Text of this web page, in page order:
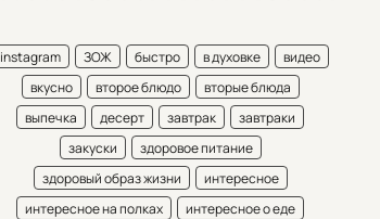
instagram ЗОЖ быстро в духовке
видео
вкусно
второе блюдо
вторые блюда
выпечка
десерт завтрак
завтраки
закуски
здоровое питание
здоровый образ жизни
интересное
интересное на полках
интересное о еде